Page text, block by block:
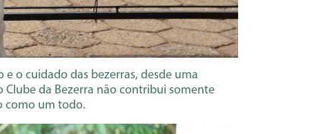
o cuidado das bezerras, desde uma
da Bezerra não contribui somente
como um todo.